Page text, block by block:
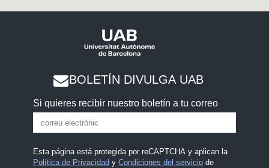
BOLETÍN DIVULGA UAB
Si quieres recibir nuestro boletín a tu correo
Esta página está protegida por reCAPTCHA y aplican la
Política de Privacidad y Condiciones del serviciode